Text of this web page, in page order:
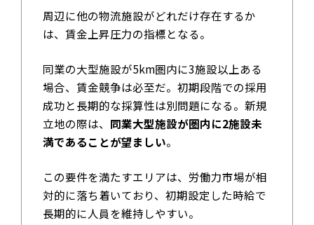
周辺に他の物流施設がどれだけ存在するか
は、賃金上昇圧力の指標となる。
同業の大型施設が5km圏内に3施設以上ある
場合、賃金競争は必至だ。初期段階での採用
成功と長期的な採算性は別問題になる。新規
立地の際は、 同業大型施設が圏内に2施設未
満であることが望ましい。
この要件を満たすエリアは、労働力市場が相
対的に落ち着いており、初期設定した時給で
長期的に人員を維持しやすい。